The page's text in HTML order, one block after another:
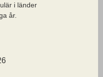
i länder
år.